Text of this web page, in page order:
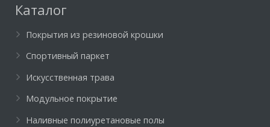
Каталог
Покрытия из резиновой крошки
Спортивный паркет
Искусственная трава
Модульное покрытие
Наливные полиуретановые полы